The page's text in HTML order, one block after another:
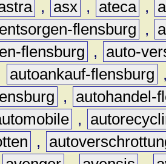
, asx , ateca ,
flensburg ,
flensburg
,
auto-
autoankauf-flensburg
,
autohandel-
,
,